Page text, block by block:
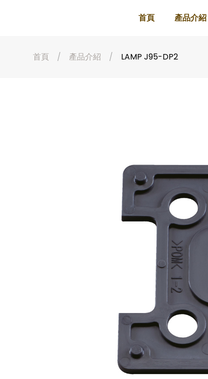
首頁 產品介紹
首頁 產品介紹 LAMP J95-DP2